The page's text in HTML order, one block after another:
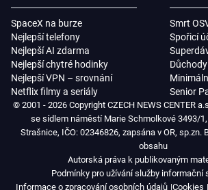
SpaceX na burze
Nejlepší telefony
Nejlepší AI zdarma
Nejlepší chytré hodinky
Nejlepší VPN – srovnání
Netflix filmy a seriály
Smrt
Spořicí
Senior
© 2001 - 2026 Copyright CZECH NEWS CENTER
se sídlem náměstí Marie Schmolkové 3493/1,
Strašnice, IČO: 02346826, zapsána v OR, sp.zn.
obsahu
Autorská práva k publikovaným
Podmínky pro užívání služby informační
Informace o zpracování osobních údajů Cookies